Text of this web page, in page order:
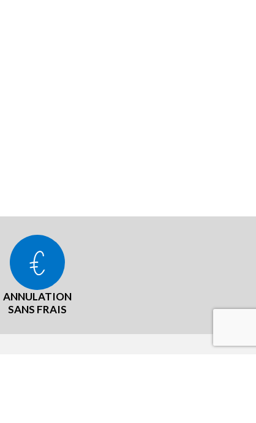
ANNULATION
SANS FRAIS